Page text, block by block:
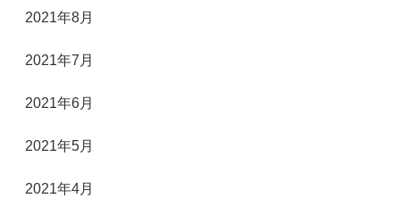
2021年8月
2021年7月
2021年6月
2021年5月
2021年4月